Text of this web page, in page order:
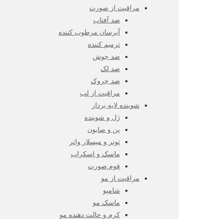
مراقبت از صورت
ضد آفتاب
آبرسان مرطوب کننده
ترمیم کننده
ضد جوش
ضد لک
ضد چروک
مراقبت از لب
شوینده لایه بردار
ژل و شوینده
پن و صابون
تونر و میسلار واتر
ماسک و اسکراب
فوم صورت
مراقبت از مو
شامپو
ماسک مو
کرم و حالت دهنده مو